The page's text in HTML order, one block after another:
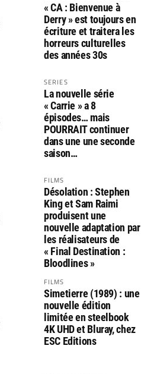
« CA : Bienvenue à
Derry » est toujours en
écriture et traitera les
horreurs culturelles
des années 30s
SERIES
La nouvelle série
« Carrie » a 8
épisodes… mais
POURRAIT continuer
dans une une seconde
saison…
FILMS
Désolation : Stephen
King et Sam Raimi
produisent une
nouvelle adaptation par
les réalisateurs de
« Final Destination :
Bloodlines »
FILMS
Simetierre (1989) : une
nouvelle édition
limitée en steelbook
4K UHD et Bluray, chez
ESC Editions